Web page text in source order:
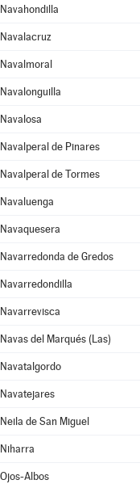
Navahondilla
Navalacruz
Navalmoral
Navalonguilla
Navalosa
Navalperal de Pinares
Navalperal de Tormes
Navaluenga
Navaquesera
Navarredonda de Gredos
Navarredondilla
Navarrevisca
Navas del Marqués (Las)
Navatalgordo
Navatejares
Neila de San Miguel
Niharra
Ojos-Albos